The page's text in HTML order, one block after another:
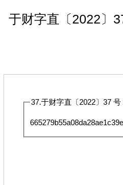
于财字直〔2022〕
37.于财字直〔2022〕37